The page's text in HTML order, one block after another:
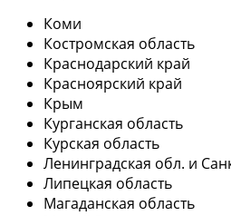
Коми
Костромская область
Краснодарский край
Красноярский край
Крым
Курганская область
Курская область
Ленинградская обл. и
Липецкая область
Магаданская область